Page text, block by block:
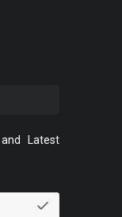
Latest